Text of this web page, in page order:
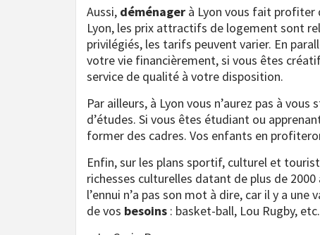
Aussi, déménager à Lyon vous fait profiter
Lyon, les prix attractifs de logement sont
privilégiés, les tarifs peuvent varier. En
votre vie financièrement, si vous êtes
service de qualité à votre disposition.
Par ailleurs, à Lyon vous n’aurez pas à
d’études. Si vous êtes étudiant ou
former des cadres. Vos enfants en
Enfin, sur les plans sportif, culturel et
richesses culturelles datant de plus de
l’ennui n’a pas son mot à dire, car il y a
de vos besoins : basket-ball, Lou Rugby,